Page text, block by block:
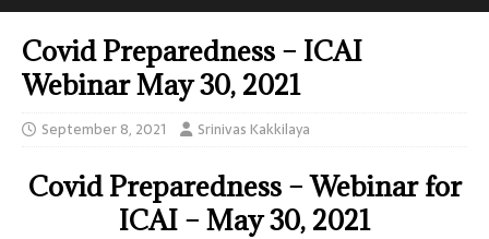
Covid Preparedness – ICAI
Webinar May 30, 2021
September 8, 2021 Srinivas Kakkilaya
Covid Preparedness – Webinar for
ICAI – May 30, 2021